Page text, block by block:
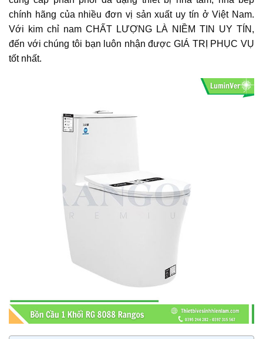
chính hãng của nhiều đơn vị sản xuất uy tín ở Việt Nam.
Với kim chỉ nam CHẤT LƯỢNG LÀ NIỀM TIN UY TÍN,
đến với chúng tôi bạn luôn nhận được GIÁ TRỊ PHỤC VỤ
tốt nhất.